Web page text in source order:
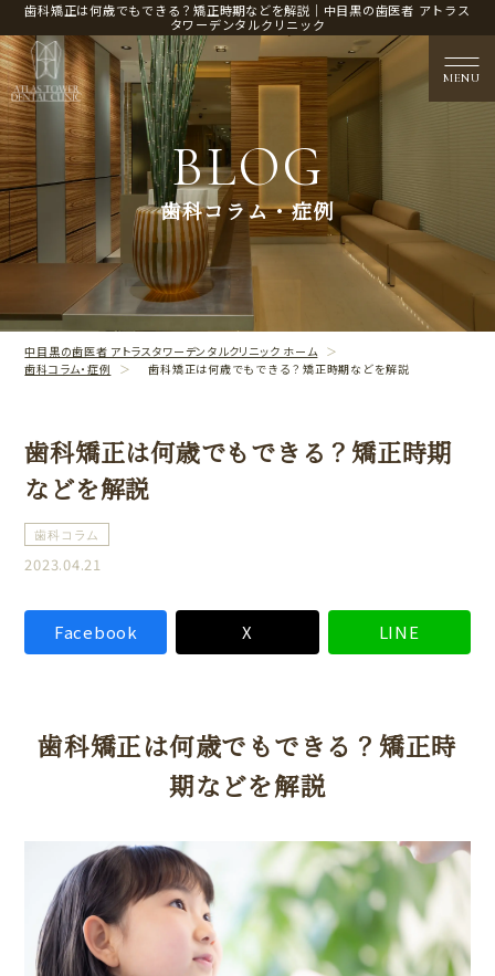
歯科矯正は何歳でもできる？矯正時期などを解説｜中目黒の歯医者 アトラス
タワーデンタルクリニック
MENU
医院概要
CLINIC CONTENTS
治療案内
TREATMENT CONTENTS
BLOG
歯科コラム・症例
中目黒の歯医者 アトラスタワーデンタルクリニック ホーム
歯科コラム・症例
歯科矯正は何歳でもできる？矯正時期などを解説
歯科矯正は何歳でもできる？矯正時期
などを解説
歯科コラム
2023.04.21
Facebook X LINE
歯科矯正は何歳でもできる？矯正時
期などを解説